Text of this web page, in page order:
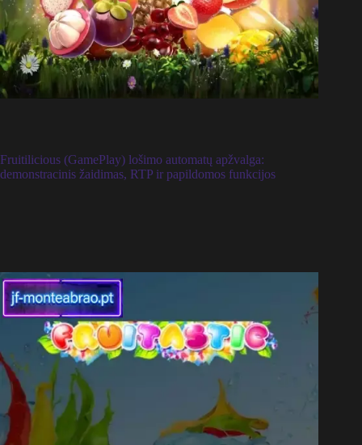
Fruitilicious (GamePlay) lošimo automatų apžvalga:
demonstracinis žaidimas, RTP ir papildomos funkcijos